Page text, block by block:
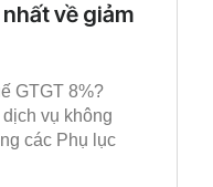
về giảm
GTGT 8%?
vụ không
các Phụ lục